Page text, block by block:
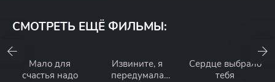
СМОТРЕТЬ ЕЩЁ ФИЛЬМЫ:
Мало для
счастья надо
Извините, я
передумала
Сердце выбрало
тебя